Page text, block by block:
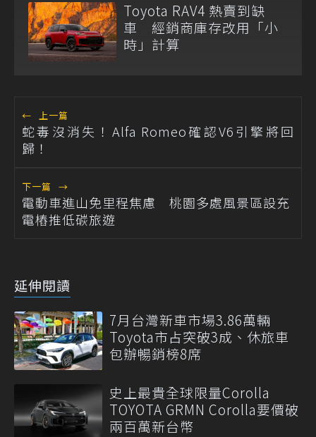
Toyota RAV4 熱賣到缺
車 經銷商庫存改用「小
時」計算
← 上一篇
蛇毒沒消失！Alfa Romeo確認V6引擎將回
歸！
下一篇 →
電動車進山免里程焦慮 桃園多處風景區設充
電樁推低碳旅遊
延伸閱讀
7月台灣新車市場3.86萬輛
Toyota市占突破3成、休旅車
包辦暢銷榜8席
史上最貴全球限量Corolla
TOYOTA GRMN Corolla要價破
兩百萬新台幣